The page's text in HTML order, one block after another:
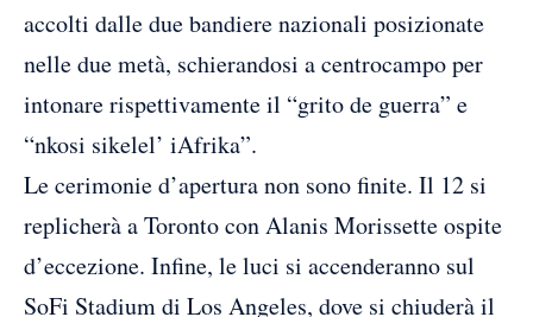
accolti dalle due bandiere nazionali posizionate
nelle due metà, schierandosi a centrocampo per
intonare rispettivamente il “grito de guerra” e
“nkosi sikelel’ iAfrika”.
Le cerimonie d’apertura non sono finite. Il 12 si
replicherà a Toronto con Alanis Morissette ospite
d’eccezione. Infine, le luci si accenderanno sul
SoFi Stadium di Los Angeles, dove si chiuderà il